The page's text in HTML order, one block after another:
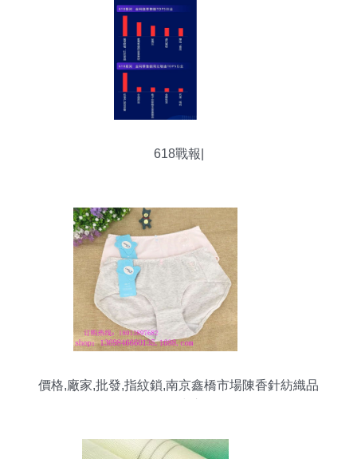
618戰報|
價格,廠家,批發,指紋鎖,南京鑫橋市場陳香針紡織品